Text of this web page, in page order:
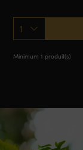
1
Minimum 1 produit(s)